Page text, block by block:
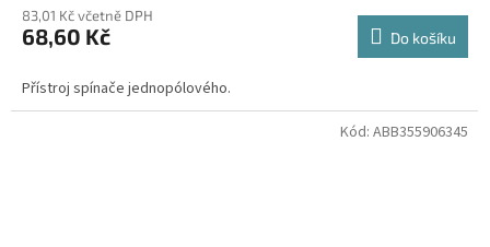
83,01 Kč včetně DPH
68,60 Kč Do košíku
Přístroj spínače jednopólového.
Kód: ABB355906345